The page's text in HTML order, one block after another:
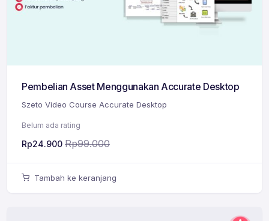
Pembelian Asset Menggunakan Accurate Desktop
Szeto Video Course Accurate Desktop
Belum ada rating
Rp24.900 Rp99.000
Tambah ke keranjang